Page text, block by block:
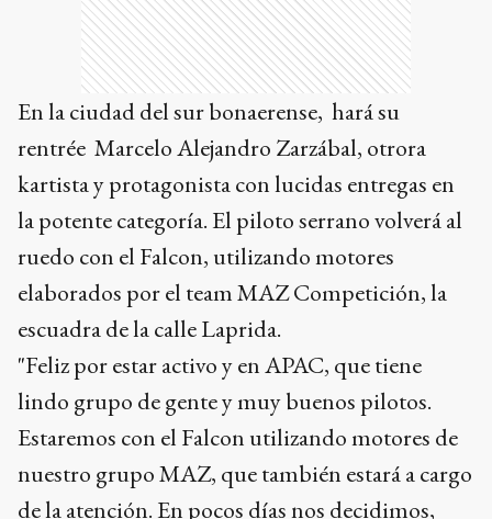
En la ciudad del sur bonaerense, hará su
rentrée Marcelo Alejandro Zarzábal, otrora
kartista y protagonista con lucidas entregas en
la potente categoría. El piloto serrano volverá al
ruedo con el Falcon, utilizando motores
elaborados por el team MAZ Competición, la
escuadra de la calle Laprida.
"Feliz por estar activo y en APAC, que tiene
lindo grupo de gente y muy buenos pilotos.
Estaremos con el Falcon utilizando motores de
nuestro grupo MAZ, que también estará a cargo
de la atención. En pocos días nos decidimos,